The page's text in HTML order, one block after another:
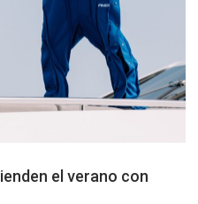
el verano con